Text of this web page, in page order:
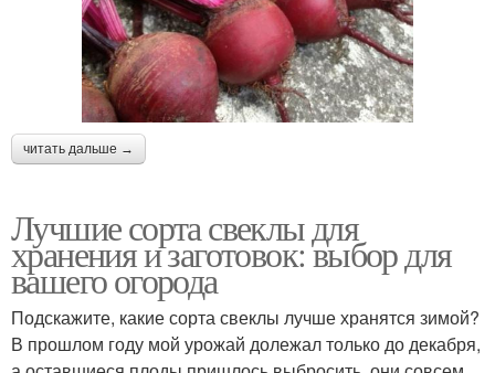
читать дальше →
Лучшие сорта свеклы для
хранения и заготовок: выбор для
вашего огорода
Подскажите, какие сорта свеклы лучше хранятся зимой?
В прошлом году мой урожай долежал только до декабря,